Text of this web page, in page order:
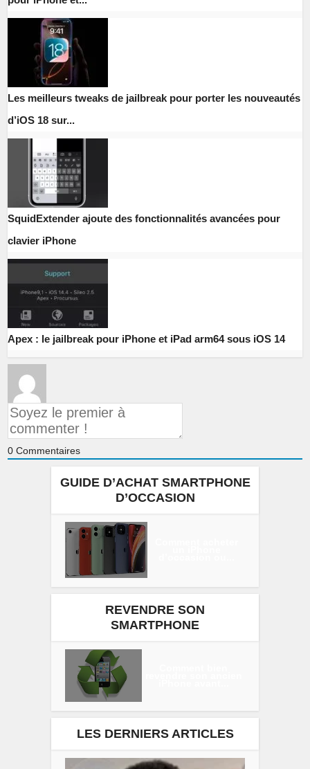
Les meilleurs tweaks de jailbreak pour porter les nouveautés
d’iOS 18 sur...
SquidExtender ajoute des fonctionnalités avancées pour
clavier iPhone
Apex : le jailbreak pour iPhone et iPad arm64 sous iOS 14
0 Commentaires
GUIDE D’ACHAT SMARTPHONE
D’OCCASION
REVENDRE SON
SMARTPHONE
LES DERNIERS ARTICLES